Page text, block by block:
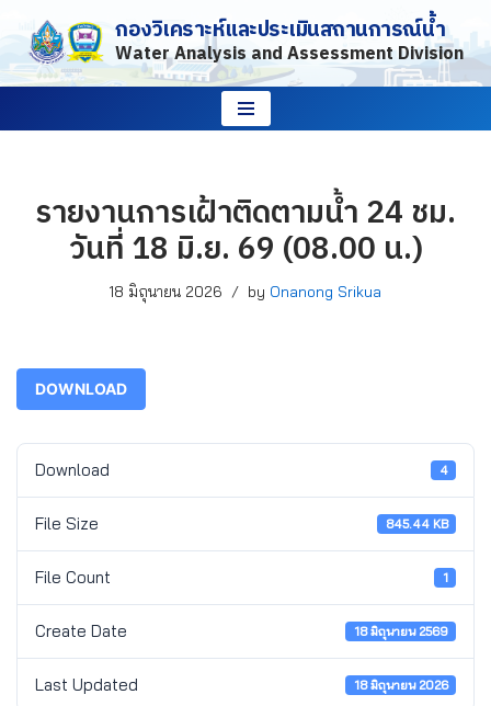
Skip
to
กองวิเคราะห์และประเมินสถานการณ์น้ำ
Water Analysis and Assessment Division
รายงานการเฝ้าติดตามน้ำ 24 ชม.
วันที่ 18 มิ.ย. 69 (08.00 น.)
18 มิถุนายน 2026 by Onanong Srikua
DOWNLOAD
Download 4
File Size 845.44 KB
File Count 1
Create Date 18 มิถุนายน 2569
Last Updated 18 มิถุนายน 2026